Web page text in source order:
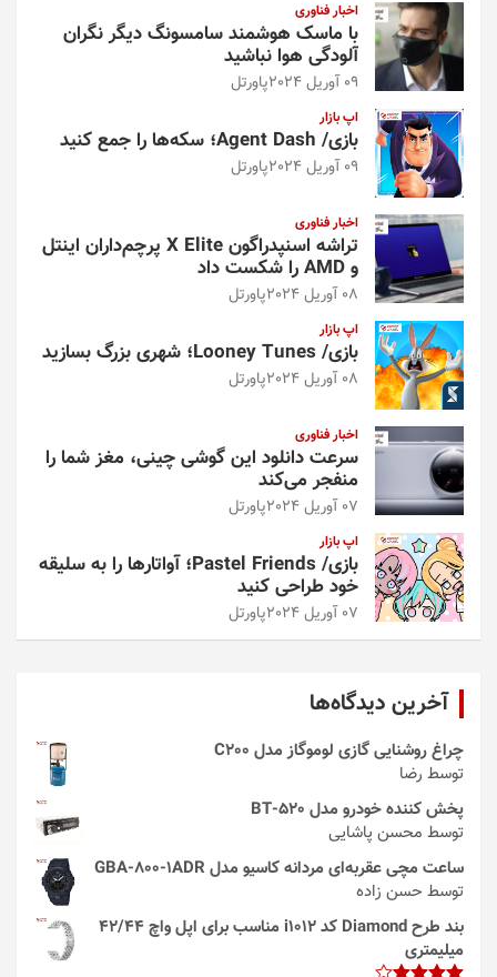
اخبار فناوری
با ماسک هوشمند سامسونگ دیگر نگران
آلودگی هوا نباشید
09 آوریل 2024 پاورتل
اپ بازار
بازی/ Agent Dash؛ سکه‌ها را جمع کنید
09 آوریل 2024 پاورتل
اخبار فناوری
تراشه اسنپدراگون X Elite پرچم‌داران اینتل
و AMD را شکست داد
08 آوریل 2024 پاورتل
اپ بازار
بازی/ Looney Tunes؛ شهری بزرگ بسازید
08 آوریل 2024 پاورتل
اخبار فناوری
سرعت دانلود این گوشی چینی، مغز شما را
منفجر می‌کند
07 آوریل 2024 پاورتل
اپ بازار
بازی/ Pastel Friends؛ آواتارها را به سلیقه
خود طراحی کنید
07 آوریل 2024 پاورتل
آخرین دیدگاه‌ها
چراغ روشنایی گازی لوموگاز مدل C200
توسط رضا
پخش کننده خودرو مدل 520-BT
توسط محسن پاشایی
ساعت مچی عقربه‌ای مردانه کاسیو مدل GBA-800-1ADR
توسط حسن زاده
بند طرح Diamond کد i1012 مناسب برای اپل واچ 42/44
میلیمتری